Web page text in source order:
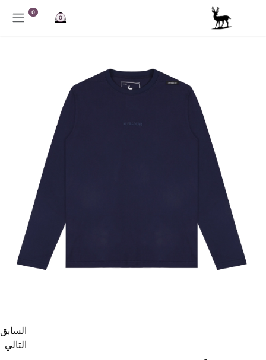
تخطي للذهاب إلى المحتوى
0
0
السابق
التالي